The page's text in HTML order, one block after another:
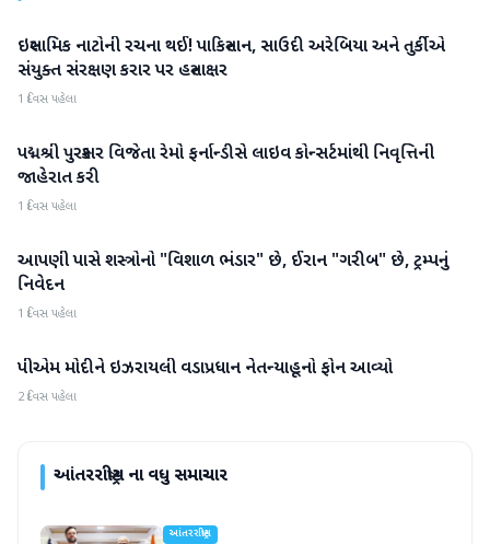
આંતરરાષ્ટ્રીય
ઇસ્લામિક નાટોની રચના થઈ! પાકિસ્તાન, સાઉદી અરેબિયા અને તુર્કીએ
સંયુક્ત સંરક્ષણ કરાર પર હસ્તાક્ષર
1 દિવસ પહેલા
આંતરરાષ્ટ્રીય
પદ્મશ્રી પુરસ્કાર વિજેતા રેમો ફર્નાન્ડીસે લાઇવ કોન્સર્ટમાંથી નિવૃત્તિની
જાહેરાત કરી
1 દિવસ પહેલા
આંતરરાષ્ટ્રીય
આપણી પાસે શસ્ત્રોનો "વિશાળ ભંડાર" છે, ઈરાન "ગરીબ" છે, ટ્રમ્પનું
નિવેદન
1 દિવસ પહેલા
આંતરરાષ્ટ્રીય
પીએમ મોદીને ઇઝરાયલી વડાપ્રધાન નેતન્યાહૂનો ફોન આવ્યો
2 દિવસ પહેલા
આંતરરાષ્ટ્રીયના વધુ સમાચાર
આંતરરાષ્ટ્રીય